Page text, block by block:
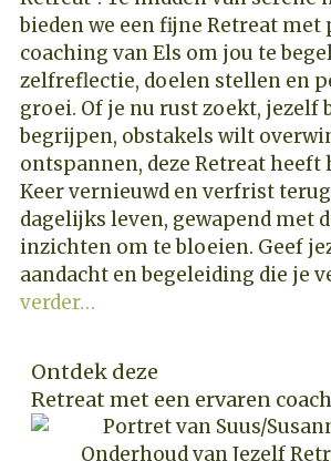
bieden we een fijne Retreat
coaching van Els om jou te
zelfreflectie, doelen stellen en
groei. Of je nu rust zoekt, jezelf
begrijpen, obstakels wilt
ontspannen, deze Retreat heeft
Keer vernieuwd en verfrist
dagelijks leven, gewapend met
inzichten om te bloeien. Geef
aandacht en begeleiding die je
verder…
Ontdek deze
Retreat met een ervaren coach